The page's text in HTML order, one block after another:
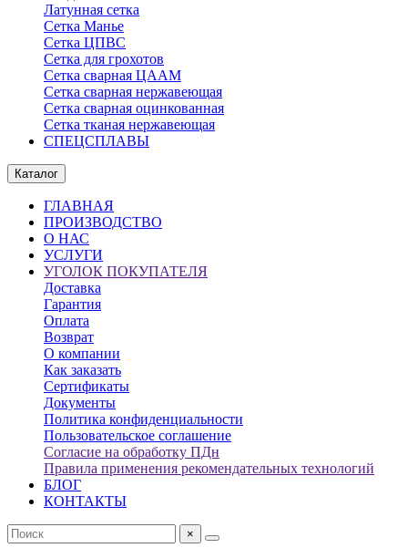
Латунная сетка
Сетка Манье
Сетка ЦПВС
Сетка для грохотов
Сетка сварная ЦААМ
Сетка сварная нержавеющая
Сетка сварная оцинкованная
Сетка тканая нержавеющая
СПЕЦСПЛАВЫ
Каталог
ГЛАВНАЯ
ПРОИЗВОДСТВО
О НАС
УСЛУГИ
УГОЛОК ПОКУПАТЕЛЯ
Доставка
Гарантия
Оплата
Возврат
О компании
Как заказать
Сертификаты
Документы
Политика конфиденциальности
Пользовательское соглашение
Согласие на обработку ПДн
Правила применения рекомендательных технологий
БЛОГ
КОНТАКТЫ
×